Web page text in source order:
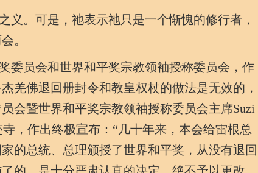
。可是，祂表示祂只是一个惭愧的修行者，
。
员会和世界和平奖宗教领袖授称委员会，作
羌佛退回册封令和教皇权杖的做法是无效的，
会暨世界和平奖宗教领袖授称委员会主席Suzi
，作出终极宣布：“几十年来，本会给雷根总
的总统、总理颁授了世界和平奖，从没有退回